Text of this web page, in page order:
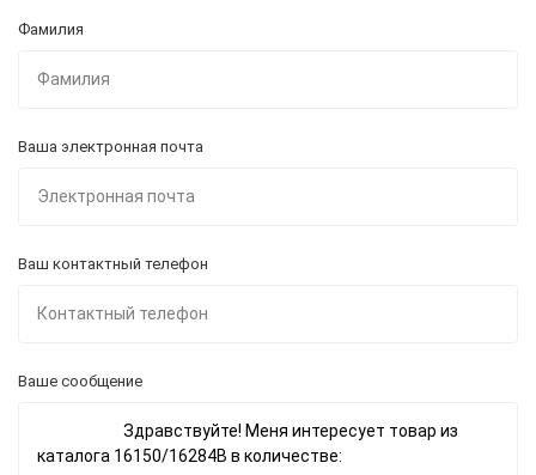
Фамилия
Ваша электронная почта
Ваш контактный телефон
Ваше сообщение